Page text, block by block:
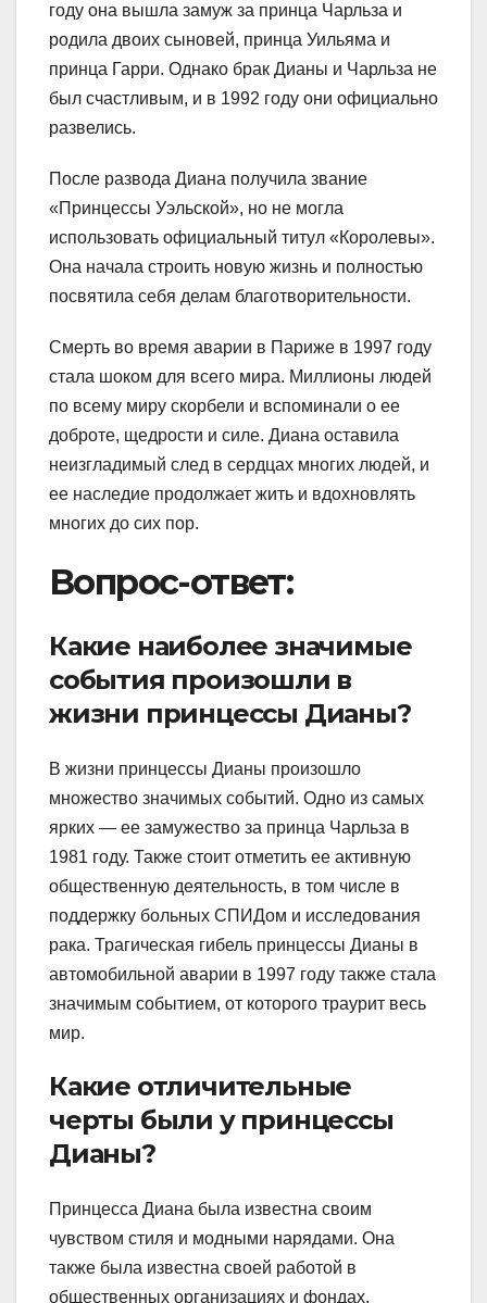
году она вышла замуж за принца Чарльза и
родила двоих сыновей, принца Уильяма и
принца Гарри. Однако брак Дианы и Чарльза не
был счастливым, и в 1992 году они официально
развелись.
После развода Диана получила звание
«Принцессы Уэльской», но не могла
использовать официальный титул «Королевы».
Она начала строить новую жизнь и полностью
посвятила себя делам благотворительности.
Смерть во время аварии в Париже в 1997 году
стала шоком для всего мира. Миллионы людей
по всему миру скорбели и вспоминали о ее
доброте, щедрости и силе. Диана оставила
неизгладимый след в сердцах многих людей, и
ее наследие продолжает жить и вдохновлять
многих до сих пор.
Вопрос-ответ:
Какие наиболее значимые
события произошли в
жизни принцессы Дианы?
В жизни принцессы Дианы произошло
множество значимых событий. Одно из самых
ярких — ее замужество за принца Чарльза в
1981 году. Также стоит отметить ее активную
общественную деятельность, в том числе в
поддержку больных СПИДом и исследования
рака. Трагическая гибель принцессы Дианы в
автомобильной аварии в 1997 году также стала
значимым событием, от которого траурит весь
мир.
Какие отличительные
черты были у принцессы
Дианы?
Принцесса Диана была известна своим
чувством стиля и модными нарядами. Она
также была известна своей работой в
общественных организациях и фондах,